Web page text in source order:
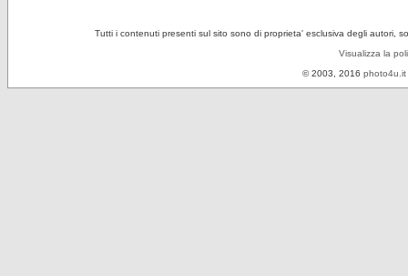
Tutti i contenuti presenti sul sito sono di proprieta' esclusiva degli autori,
Visualizza la
© 2003, 2016 photo4u.it